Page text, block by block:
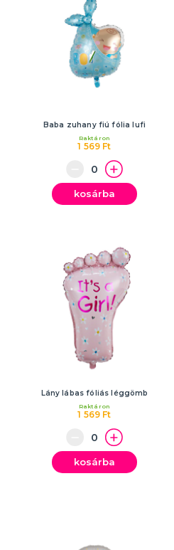
Baba zuhany fiú fólia lufi
1 569 Ft
Raktáron
kosárba
Lány lábas fóliás léggömb
1 569 Ft
Raktáron
kosárba